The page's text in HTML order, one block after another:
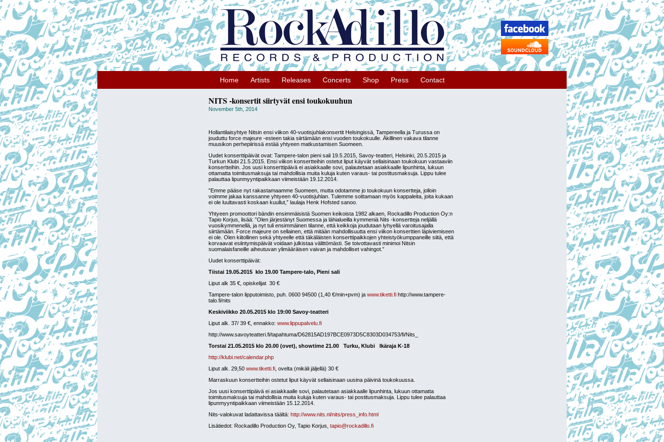
Home Artists Releases Concerts Shop Press Contact
NITS -konsertit siirtyvät ensi toukokuuhun
November 5th, 2014
Hollantilaisyhtye Nitsin ensi viikon 40-vuotisjuhlakonsertit Helsingissä, Tampereella ja Turussa on
jouduttu force majeure -esteen takia siirtämään ensi vuoden toukokuulle. Äkillinen vakava tilanne
muusikon perhepiirissä estää yhtyeen matkustamisen Suomeen.
Uudet konserttipäivät ovat: Tampere-talon pieni sali 19.5.2015, Savoy-teatteri, Helsinki, 20.5.2015 ja
Turkun Klubi 21.5.2015. Ensi viikon konsertteihin ostetut liput käyvät sellaisinaan toukokuun vastaaviin
konsertteihin. Jos uusi konserttipäivä ei asiakkaalle sovi, palautetaan asiakkaalle lipunhinta, lukuun
ottamatta toimitusmaksuja tai mahdollisia muita kuluja kuten varaus- tai postitusmaksuja. Lippu tulee
palauttaa lipunmyyntipaikkaan viimeistään 19.12.2014.
”Emme pääse nyt rakastamaamme Suomeen, mutta odotamme jo toukokuun konsertteja, jolloin
voimme jakaa kanssanne yhtyeen 40-vuotisjuhlan. Tulemme soittamaan myös kappaleita, joita kukaan
ei ole luultavasti koskaan kuullut,” laulaja Henk Hofsted sanoo.
Yhtyeen promoottori bändin ensimmäisistä Suomen keikoista 1982 alkaen, Rockadillo Production Oy:n
Tapio Korjus, lisää: ”Olen järjestänyt Suomessa ja lähialueilla kymmeniä Nits -konsertteja neljällä
vuosikymmenellä, ja nyt tuli ensimmäinen tilanne, että keikkoja joudutaan lyhyellä varoitusajalla
siirtämään. Force majeure on sellainen, että mitään mahdollisuutta ensi viikon konserttien läpiviemiseen
ei ole. Olen kiitollinen sekä yhtyeelle että täkäläisten konserttipaikkojen yhteistyökumppaneille siitä, että
korvaavat esiintymispäivät voidaan julkistaa välittömästi. Se toivottavasti minimoi Nitsin
suomalaisfaneille aiheutuvan ylimääräisen vaivan ja mahdolliset vahingot.”
Uudet konserttipäivät:
Tiistai 19.05.2015 klo 19.00 Tampere-talo, Pieni sali
Liput alk 35 €, opiskelijat 30 €
Tampere-talon lipputoimisto, puh. 0600 94500 (1,40 €/min+pvm) ja www.tiketti.fi http://www.tampere-
talo.fi/nits
Keskiviikko 20.05.2015 klo 19:00 Savoy-teatteri
Liput alk. 37/ 39 €, ennakko: www.lippupalvelu.fi
http://www.savoyteatteri.fi/tapahtuma/D62815AD197BCE0973D5C8303D034753/fi/Nits_
Torstai 21.05.2015 klo 20.00 (ovet), showtime 21.00 Turku, Klubi Ikäraja K-18
http://klubi.net/calendar.php
Liput alk. 29,50 www.tiketti.fi , ovelta (mikäli jäljellä) 30 €
Marraskuun konsertteihin ostetut liput käyvät sellaisinaan uusina päivinä toukokuussa.
Jos uusi konserttipäivä ei asiakkaalle sovi, palautetaan asiakkaalle lipunhinta, lukuun ottamatta
toimitusmaksuja tai mahdollisia muita kuluja kuten varaus- tai postitusmaksuja. Lippu tulee palauttaa
lipunmyyntipaikkaan viimeistään 15.12.2014.
Nits-valokuvat ladattavissa täältä: http://www.nits.nl/nits/press_info.html
Lisätiedot: Rockadillo Production Oy, Tapio Korjus, tapio@rockadillo.fi